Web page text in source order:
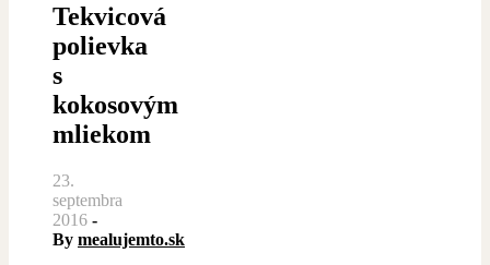
Tekvicová
polievka
s
kokosovým
mliekom
23.
septembra
2016 -
By mealujemto.sk